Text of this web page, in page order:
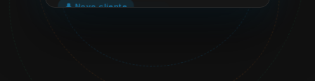
Cliente Auto Peças
✍️ Contrato · Assinatura